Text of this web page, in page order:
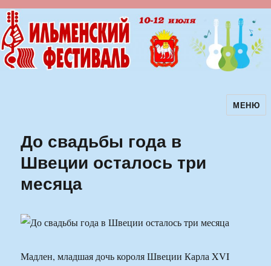
Ильменский фестиваль авторскойМЕНЮ
До свадьбы года в
Швеции осталось три
месяца
Мадлен, младшая дочь короля Швеции Карла XVI